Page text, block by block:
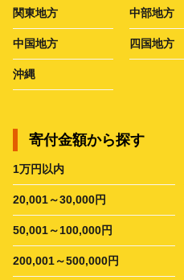
関東地方 中部地方
中国地方 四国地方
沖縄
寄付金額から探す
1万円以内
20,001～30,000円
50,001～100,000円
200,001～500,000円